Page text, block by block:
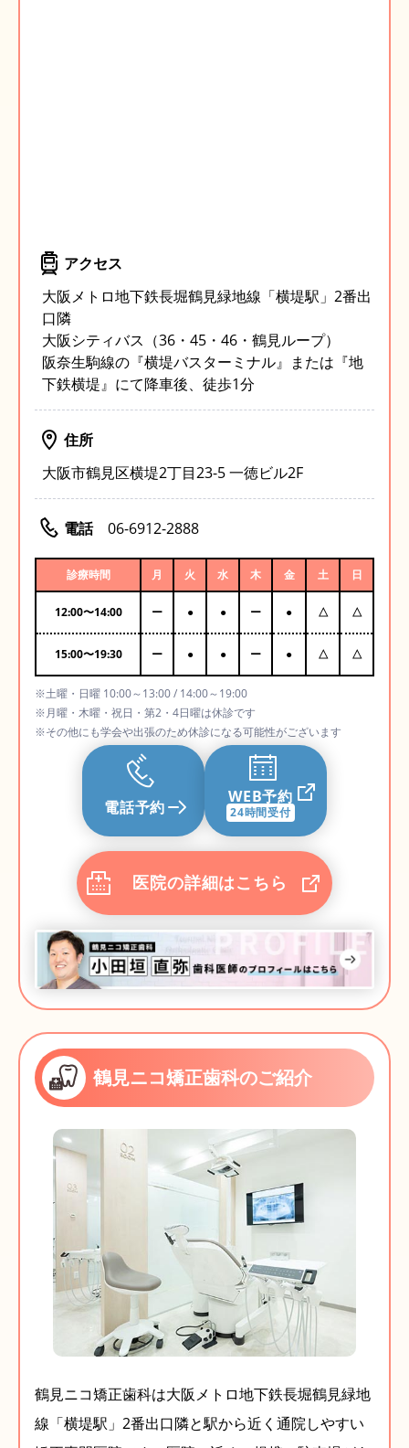
アクセス
大阪メトロ地下鉄長堀鶴見緑地線「横堤駅」2番出
口隣
大阪シティバス（36・45・46・鶴見ループ）
阪奈生駒線の『横堤バスターミナル』または『地
下鉄横堤』にて降車後、徒歩1分
住所
大阪市鶴見区横堤2丁目23-5 一徳ビル2F
電話 06-6912-2888
診療時間 月 火 水 木 金 土 日
12:00〜14:00 ー ● ● ー ● △ △
15:00〜19:30 ー ● ● ー ● △ △
※土曜・日曜 10:00～13:00 / 14:00～19:00
※月曜・木曜・祝日・第2・4日曜は休診です
※その他にも学会や出張のため休診になる可能性がございます
電話予約
WEB予約
24時間受付
医院の詳細はこちら
鶴見ニコ矯正歯科のご紹介
鶴見ニコ矯正歯科は大阪メトロ地下鉄長堀鶴見緑地
線「横堤駅」2番出口隣と駅から近く通院しやすい